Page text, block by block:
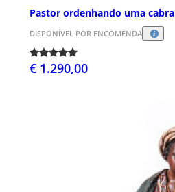
Pastor ordenhando uma
DISPONÍVEL POR ENCOMENDA
€ 1.290,00